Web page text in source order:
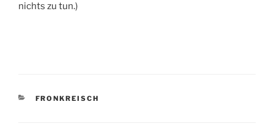
nichts zu tun.)
KATEGORIEN
FRONKREISCH